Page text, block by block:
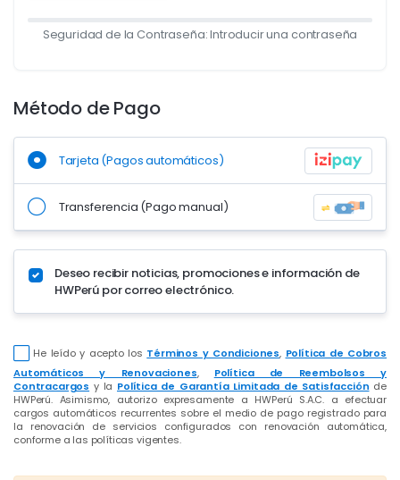
Seguridad de la Contraseña: Introducir una contraseña
Método de Pago
Tarjeta (Pagos automáticos)
Transferencia (Pago manual)
Deseo recibir noticias, promociones e información de
HWPerú por correo electrónico.
He leído y acepto los Términos y Condiciones, Política de Cobros
Automáticos y Renovaciones, Política de Reembolsos y
Contracargos y la Política de Garantía Limitada de Satisfacción de
HWPerú. Asimismo, autorizo expresamente a HWPerú S.A.C. a efectuar
cargos automáticos recurrentes sobre el medio de pago registrado para
la renovación de servicios configurados con renovación automática,
conforme a las políticas vigentes.